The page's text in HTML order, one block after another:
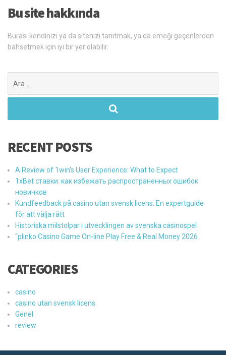
Bu site hakkında
Burası kendinizi ya da sitenizi tanıtmak, ya da emeği geçenlerden
bahsetmek için iyi bir yer olabilir.
ara:
RECENT POSTS
A Review of 1win’s User Experience: What to Expect
1xBet ставки: как избежать распространенных ошибок
новичков
Kundfeedback på casino utan svensk licens: En expertguide
för att välja rätt
Historiska milstolpar i utvecklingen av svenska casinospel
“plinko Casino Game On-line Play Free & Real Money 2026
CATEGORIES
casino
casino utan svensk licens
Genel
review